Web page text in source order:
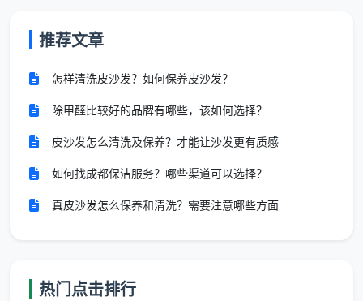
做行不行”了，因为它的确关系到居住安全和装修成果的
开荒保洁具体做哪些项目？天均安洁标准
流程揭秘
“到底做哪些活”。成都天均安洁保洁有一套经过上万个
案例验证的标准流程，我们公开出来，供你监督参考：
推荐文章
怎样清洗皮沙发？如何保养皮沙发？
除甲醛比较好的品牌有哪些，该如何选择？
皮沙发怎么清洗及保养？才能让沙发更有质感
如何找成都保洁服务？哪些渠道可以选择？
真皮沙发怎么保养和清洗？需要注意哪些方面
热门点击排行